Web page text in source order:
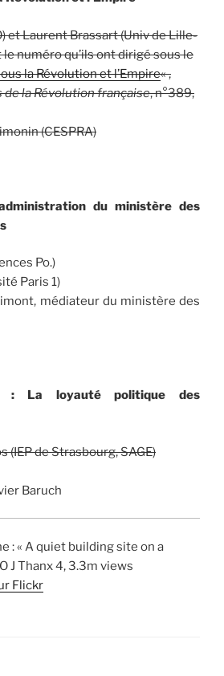
et Laurent Brassart (Univ de Lille-
numéro qu’ils ont dirigé sous le
la Révolution et l’Empire« ,
la Révolution française, n°389,
(CESPRA)
du ministère des
Po.)
Paris 1)
médiateur du ministère des
loyauté politique des
(IEP de Strasbourg, SAGE)
Baruch
: « A quiet building site on a
J Thanx 4, 3.3m views
Flickr